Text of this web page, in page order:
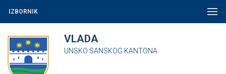
IZBORNIK
VLADA
UNSKO SANSKOG KANTONA